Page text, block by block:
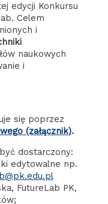
edycji Konkursu
Celem
i
naukowych
i
się poprzez
(załącznik).
dostarczony:
edytowalne np.
FutureLab PK,